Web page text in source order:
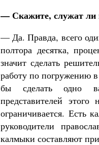
— Скажите, служат ли
— Да. Правда, всего
полтора десятка,
значит сделать
работу по погружению
бы сделать одно
представителей
ограничивается. Есть
руководители
калмыки составляют